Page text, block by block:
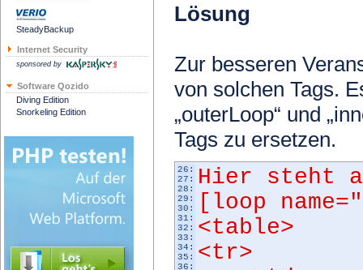
SteadyBackup
Internet Security
sponsored by
Software Qozido
Diving Edition
Snorkeling Edition
Lösung
Zur besseren
von solchen Tags.
„outerLoop“ und
Tags zu ersetzen.
26:
27:
28:
29:
30:
31:
32:
33:
34:
35:
36:
Hier steht
[loop
<table>
<tr>